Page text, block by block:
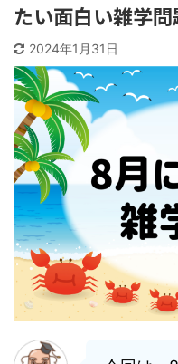
たい面白い雑学問
2024年1月31日